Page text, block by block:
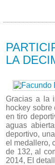
LA
Gracias a la
hockey
en tiro
aguas
deportivo,
el medallero,
de 132, al
2014, El